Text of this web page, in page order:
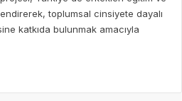
toplumsal cinsiyete dayalı
katkıda bulunmak amacıyla